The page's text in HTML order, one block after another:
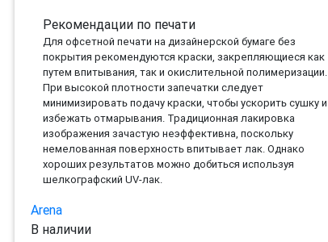
Рекомендации по печати
Для офсетной печати на дизайнерской бумаге без
покрытия рекомендуются краски, закрепляющиеся как
путем впитывания, так и окислительной полимеризации.
При высокой плотности запечатки следует
минимизировать подачу краски, чтобы ускорить сушку и
избежать отмарывания. Традиционная лакировка
изображения зачастую неэффективна, поскольку
немелованная поверхность впитывает лак. Однако
хороших результатов можно добиться используя
шелкографский UV-лак.
Arena
В наличии